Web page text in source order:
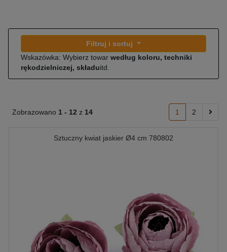
Filtruj i sortuj
Wskazówka: Wybierz towar według koloru, techniki
rękodzielniczej, składuitd.
Zobrazowano 1 - 12 z 14 1 2
Sztuczny kwiat jaskier Ø4 cm 780802